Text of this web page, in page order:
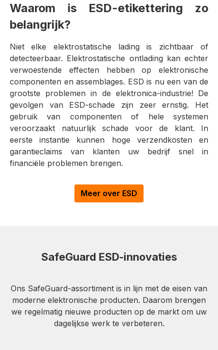
Waarom is ESD-etikettering zo
belangrijk?
Niet elke elektrostatische lading is zichtbaar of
detecteerbaar. Elektrostatische ontlading kan echter
verwoestende effecten hebben op elektronische
componenten en assemblages. ESD is nu een van de
grootste problemen in de elektronica-industrie! De
gevolgen van ESD-schade zijn zeer ernstig. Het
gebruik van componenten of hele systemen
veroorzaakt natuurlijk schade voor de klant. In
eerste instantie kunnen hoge verzendkosten en
garantieclaims van klanten uw bedrijf snel in
financiële problemen brengen.
Meer over ESD
SafeGuard ESD-innovaties
Ons SafeGuard-assortiment is in lijn met de eisen van
moderne elektronische producten. Daarom brengen
we regelmatig nieuwe producten op de markt om uw
dagelijkse werk te verbeteren.